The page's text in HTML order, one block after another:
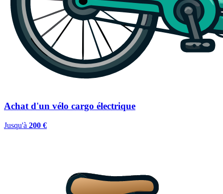
Achat d'un vélo cargo électrique
Jusqu'à 200 €